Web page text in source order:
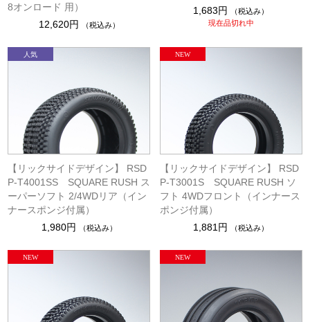
8オンロード 用）
12,620円
（税込み）
1,683円
（税込み）
現在品切れ中
【リックサイドデザイン】 RSD
P-T4001SS SQUARE RUSH ス
ーパーソフト 2/4WDリア（イン
ナースポンジ付属）
1,980円
（税込み）
【リックサイドデザイン】 RSD
P-T3001S SQUARE RUSH ソ
フト 4WDフロント（インナース
ポンジ付属）
1,881円
（税込み）